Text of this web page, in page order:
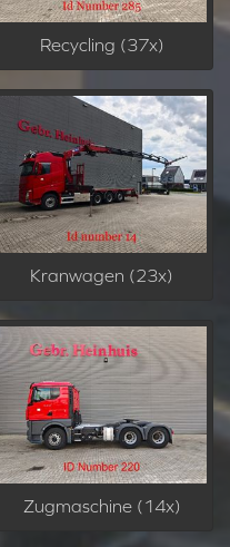
Recycling (37x)
Kranwagen (23x)
Zugmaschine (14x)